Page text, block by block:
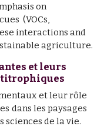
on
(VOCs,
interactions and
agriculture.
et leurs
et leur rôle
dans les paysages
sciences de la vie.